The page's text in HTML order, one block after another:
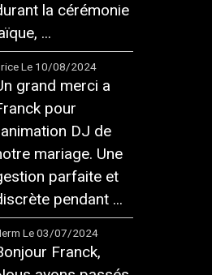
la cérémonie
...
Le 10/08/2024
grand merci a
pour
DJ de
mariage. Une
parfaite et
pendant ...
Le 03/07/2024
Franck,